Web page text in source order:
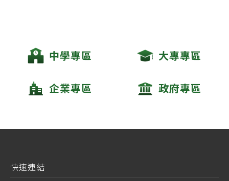
中學專區 大專專區
企業專區 政府專區
快速連結